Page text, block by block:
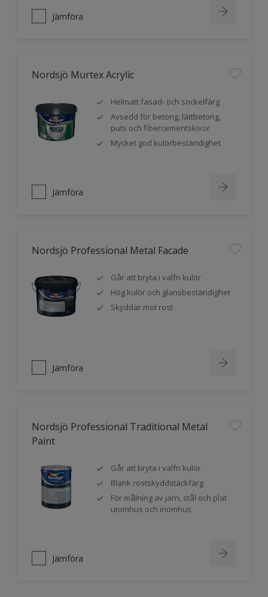
Jämföra
Nordsjö Murtex Acrylic
Helmatt fasad- och sockelfärg
Avsedd för betong, lättbetong,
puts och fibercementskivor
Mycket god kulörbeständighet
Jämföra
Nordsjö Professional Metal Facade
Går att bryta i valfri kulör
Hög kulör och glansbeständighet
Skyddar mot rost
Jämföra
Nordsjö Professional Traditional Metal
Paint
Går att bryta i valfri kulör
Blank rostskyddstäckfärg
För målning av järn, stål och plat
utomhus och inomhus
Jämföra